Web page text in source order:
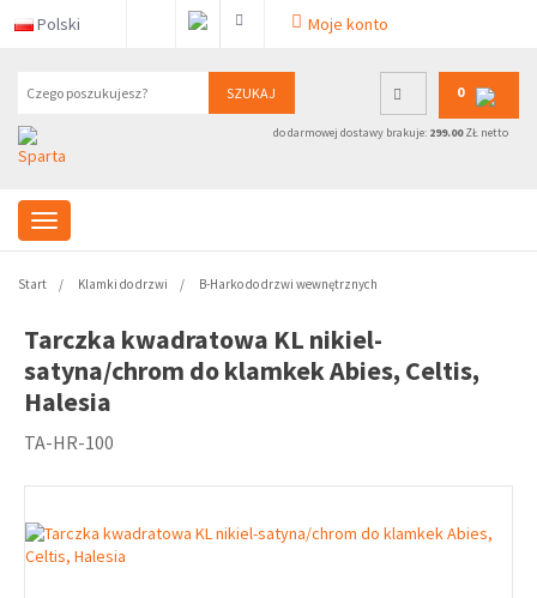
Polski Moje konto
SZUKAJ 0
do darmowej dostawy brakuje: 299.00ZŁ netto
Start Klamki do drzwi B-Harko do drzwi wewnętrznych
Tarczka kwadratowa KL nikiel-
satyna/chrom do klamkek Abies, Celtis,
Halesia
TA-HR-100